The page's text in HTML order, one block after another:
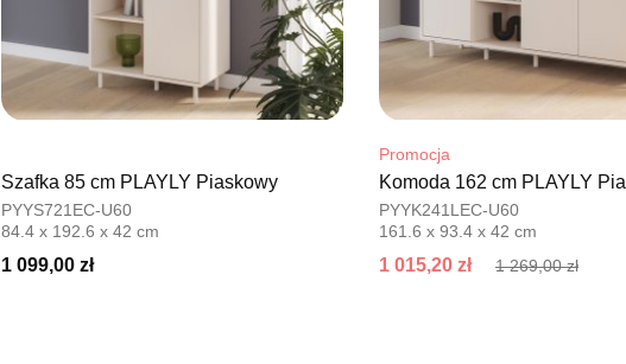
UL.PLAC
Nr tel.
Adres e-
SALON
Szafka 85 cm PLAYLY Piaskowy
PYYS721EC-U60
84.4 x 192.6 x 42 cm
1 099,00 zł
Promocja
Komoda 162 cm PLAYLY
PYYK241LEC-U60
161.6 x 93.4 x 42 cm
1 015,20 zł 1 269,00 zł